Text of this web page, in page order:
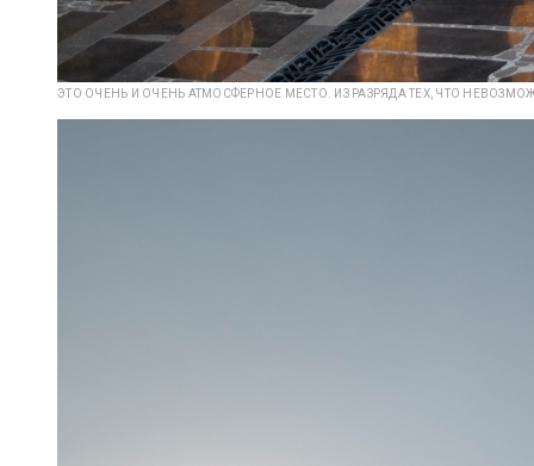
ЭТО ОЧЕНЬ И ОЧЕНЬ АТМОСФЕРНОЕ МЕСТО. ИЗ РАЗРЯДА ТЕХ, ЧТО